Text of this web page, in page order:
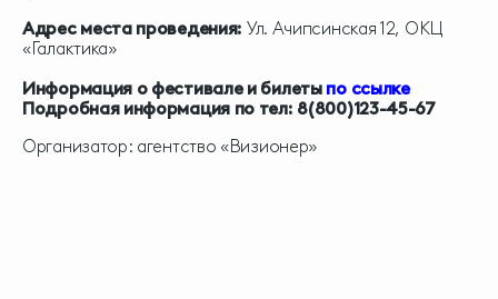
Адрес места проведения: Ул. Ачипсинская 12, ОКЦ
«Галактика»
Информация о фестивале и билеты по ссылке
Подробная информация по тел: 8(800)123-45-67
Организатор: агентство «Визионер»